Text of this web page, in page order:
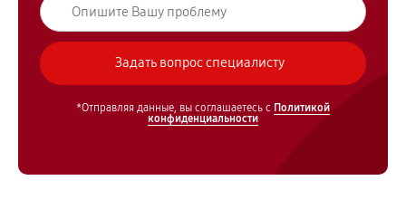
*Отправляя данные, вы соглашаетесь с Политикой
конфиденциальности